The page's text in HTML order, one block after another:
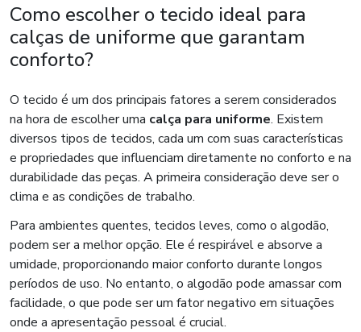
Como escolher o tecido ideal para
calças de uniforme que garantam
conforto?
O tecido é um dos principais fatores a serem considerados
na hora de escolher uma calça para uniforme. Existem
diversos tipos de tecidos, cada um com suas características
e propriedades que influenciam diretamente no conforto e na
durabilidade das peças. A primeira consideração deve ser o
clima e as condições de trabalho.
Para ambientes quentes, tecidos leves, como o algodão,
podem ser a melhor opção. Ele é respirável e absorve a
umidade, proporcionando maior conforto durante longos
períodos de uso. No entanto, o algodão pode amassar com
facilidade, o que pode ser um fator negativo em situações
onde a apresentação pessoal é crucial.